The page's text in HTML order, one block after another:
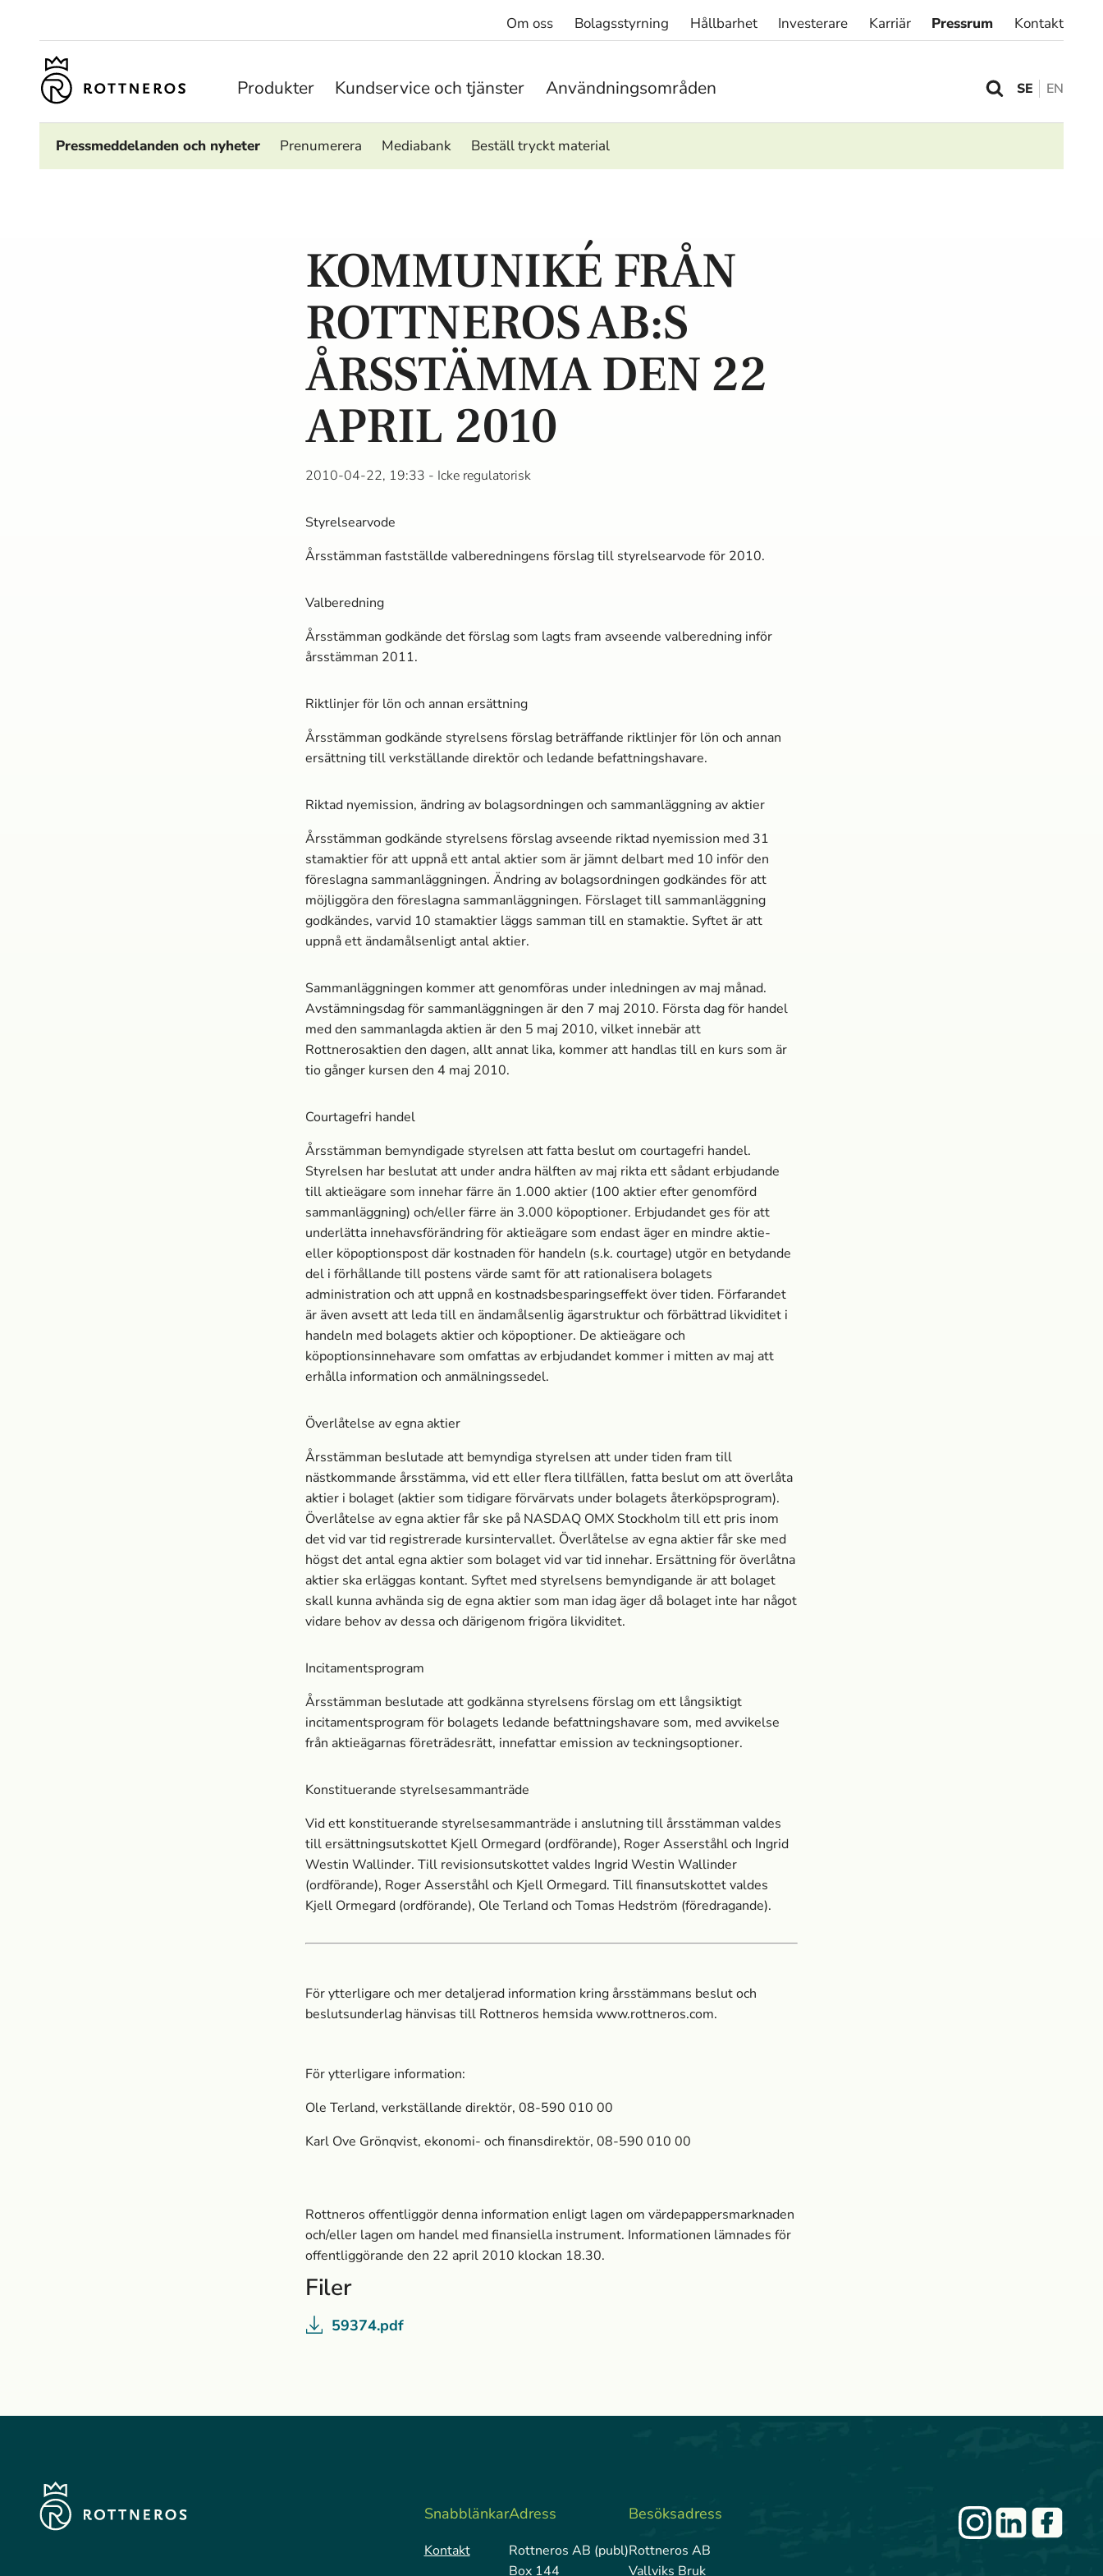
Produkter Kundservice och tjänster Användningsområden
Om oss Bolagsstyrning Hållbarhet Investerare Karriär Pressrum
Pressmeddelanden och nyheter Prenumerera Mediabank Beställ tryckt material
Kontakt
SE EN
KOMMUNIKÉ FRÅN
ROTTNEROS AB:S
ÅRSSTÄMMA DEN 22
APRIL 2010
2010-04-22, 19:33 - Icke regulatorisk
Styrelsearvode
Årsstämman fastställde valberedningens förslag till styrelsearvode för 2010.
Valberedning
Årsstämman godkände det förslag som lagts fram avseende valberedning inför
årsstämman 2011.
Riktlinjer för lön och annan ersättning
Årsstämman godkände styrelsens förslag beträffande riktlinjer för lön och annan
ersättning till verkställande direktör och ledande befattningshavare.
Riktad nyemission, ändring av bolagsordningen och sammanläggning av aktier
Årsstämman godkände styrelsens förslag avseende riktad nyemission med 31
stamaktier för att uppnå ett antal aktier som är jämnt delbart med 10 inför den
föreslagna sammanläggningen. Ändring av bolagsordningen godkändes för att
möjliggöra den föreslagna sammanläggningen. Förslaget till sammanläggning
godkändes, varvid 10 stamaktier läggs samman till en stamaktie. Syftet är att
uppnå ett ändamålsenligt antal aktier.
Sammanläggningen kommer att genomföras under inledningen av maj månad.
Avstämningsdag för sammanläggningen är den 7 maj 2010. Första dag för handel
med den sammanlagda aktien är den 5 maj 2010, vilket innebär att
Rottnerosaktien den dagen, allt annat lika, kommer att handlas till en kurs som är
tio gånger kursen den 4 maj 2010.
Courtagefri handel
Årsstämman bemyndigade styrelsen att fatta beslut om courtagefri handel.
Styrelsen har beslutat att under andra hälften av maj rikta ett sådant erbjudande
till aktieägare som innehar färre än 1.000 aktier (100 aktier efter genomförd
sammanläggning) och/eller färre än 3.000 köpoptioner. Erbjudandet ges för att
underlätta innehavsförändring för aktieägare som endast äger en mindre aktie-
eller köpoptionspost där kostnaden för handeln (s.k. courtage) utgör en betydande
del i förhållande till postens värde samt för att rationalisera bolagets
administration och att uppnå en kostnadsbesparingseffekt över tiden. Förfarandet
är även avsett att leda till en ändamålsenlig ägarstruktur och förbättrad likviditet i
handeln med bolagets aktier och köpoptioner. De aktieägare och
köpoptionsinnehavare som omfattas av erbjudandet kommer i mitten av maj att
erhålla information och anmälningssedel.
Överlåtelse av egna aktier
Årsstämman beslutade att bemyndiga styrelsen att under tiden fram till
nästkommande årsstämma, vid ett eller flera tillfällen, fatta beslut om att överlåta
aktier i bolaget (aktier som tidigare förvärvats under bolagets återköpsprogram).
Överlåtelse av egna aktier får ske på NASDAQ OMX Stockholm till ett pris inom
det vid var tid registrerade kursintervallet. Överlåtelse av egna aktier får ske med
högst det antal egna aktier som bolaget vid var tid innehar. Ersättning för överlåtna
aktier ska erläggas kontant. Syftet med styrelsens bemyndigande är att bolaget
skall kunna avhända sig de egna aktier som man idag äger då bolaget inte har något
vidare behov av dessa och därigenom frigöra likviditet.
Incitamentsprogram
Årsstämman beslutade att godkänna styrelsens förslag om ett långsiktigt
incitamentsprogram för bolagets ledande befattningshavare som, med avvikelse
från aktieägarnas företrädesrätt, innefattar emission av teckningsoptioner.
Konstituerande styrelsesammanträde
Vid ett konstituerande styrelsesammanträde i anslutning till årsstämman valdes
till ersättningsutskottet Kjell Ormegard (ordförande), Roger Asserståhl och Ingrid
Westin Wallinder. Till revisionsutskottet valdes Ingrid Westin Wallinder
(ordförande), Roger Asserståhl och Kjell Ormegard. Till finansutskottet valdes
Kjell Ormegard (ordförande), Ole Terland och Tomas Hedström (föredragande).
För ytterligare och mer detaljerad information kring årsstämmans beslut och
beslutsunderlag hänvisas till Rottneros hemsida www.rottneros.com.
För ytterligare information:
Ole Terland, verkställande direktör, 08-590 010 00
Karl Ove Grönqvist, ekonomi- och finansdirektör, 08-590 010 00
Rottneros offentliggör denna information enligt lagen om värdepappersmarknaden
och/eller lagen om handel med finansiella instrument. Informationen lämnades för
offentliggörande den 22 april 2010 klockan 18.30.
Filer
59374.pdf
Snabblänkar
Kontakt
Adress
Rottneros AB (publ)
Box 144
Besöksadress
Rottneros AB
Vallviks Bruk